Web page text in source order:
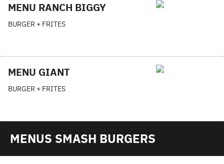
MENU RANCH BIGGY
BURGER + FRITES
MENU GIANT
BURGER + FRITES
MENUS SMASH BURGERS